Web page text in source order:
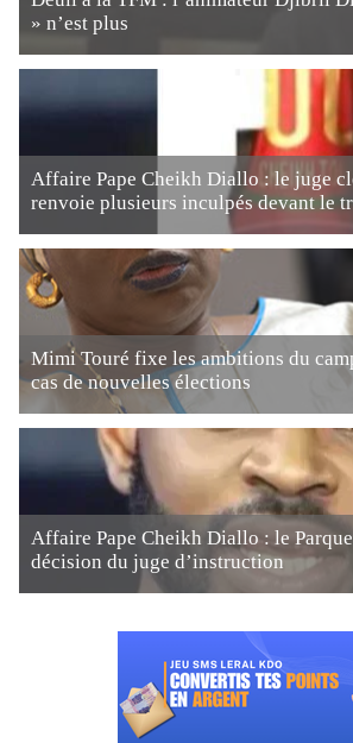
» n’est plus
Affaire Pape Cheikh Diallo : le juge
renvoie plusieurs inculpés devant le
Mimi Touré fixe les ambitions du
cas de nouvelles élections
Affaire Pape Cheikh Diallo : le
décision du juge d’instruction